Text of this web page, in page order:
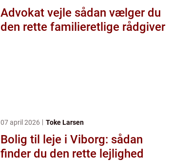
Advokat vejle sådan vælger du
den rette familieretlige rådgiver
07 april 2026 Toke Larsen
Bolig til leje i Viborg: sådan
finder du den rette lejlighed